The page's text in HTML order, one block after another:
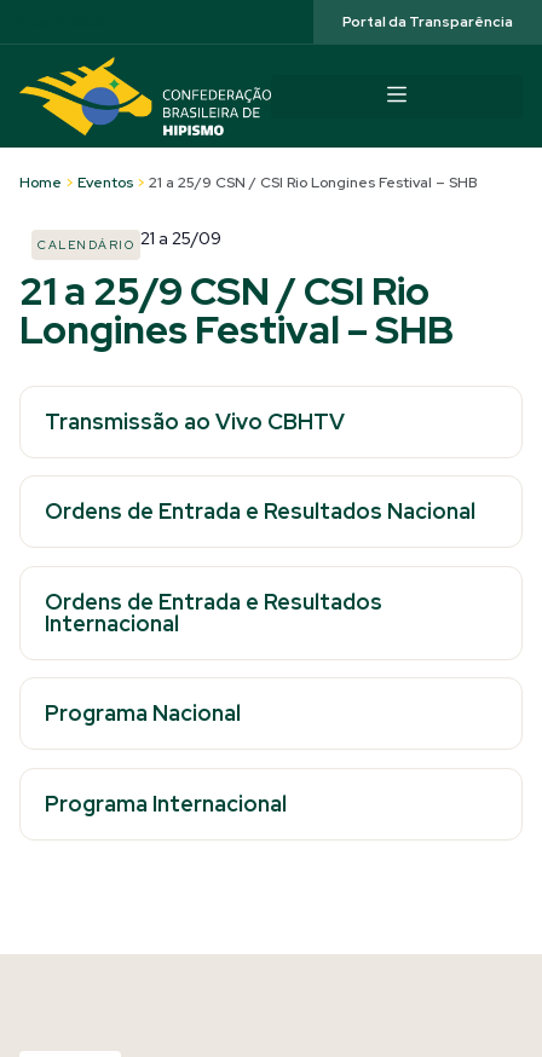
Portal da Transparência
Home > Eventos > 21 a 25/9 CSN / CSI Rio Longines Festival – SHB
CALENDÁRIO 21 a 25/09
21 a 25/9 CSN / CSI Rio
Longines Festival – SHB
Transmissão ao Vivo CBHTV
Ordens de Entrada e Resultados Nacional
Ordens de Entrada e Resultados
Internacional
Programa Nacional
Programa Internacional